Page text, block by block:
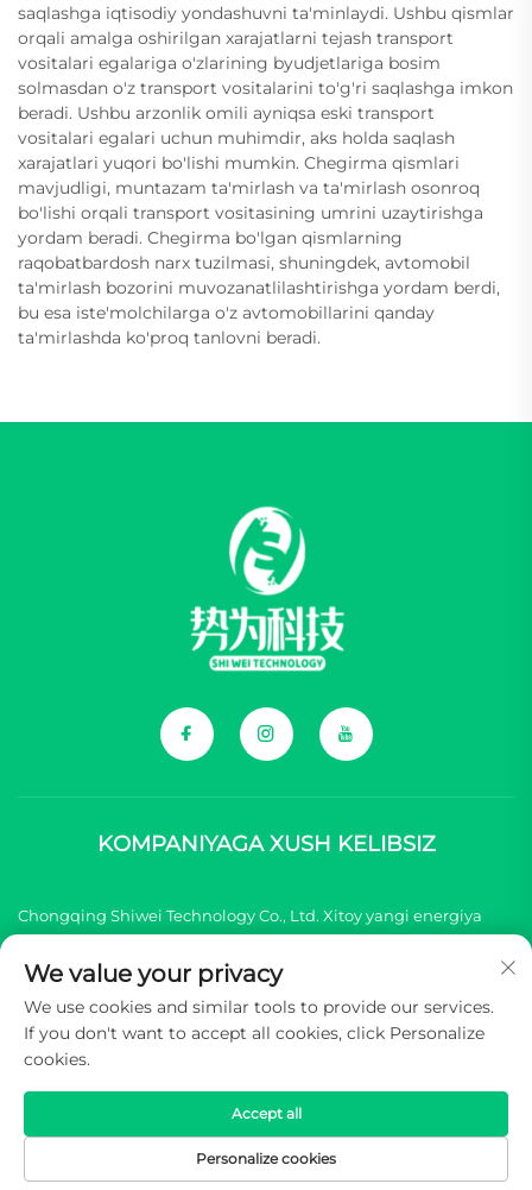
saqlashga iqtisodiy yondashuvni ta'minlaydi. Ushbu qismlar
orqali amalga oshirilgan xarajatlarni tejash transport
vositalari egalariga o'zlarining byudjetlariga bosim
solmasdan o'z transport vositalarini to'g'ri saqlashga imkon
beradi. Ushbu arzonlik omili ayniqsa eski transport
vositalari egalari uchun muhimdir, aks holda saqlash
xarajatlari yuqori bo'lishi mumkin. Chegirma qismlari
mavjudligi, muntazam ta'mirlash va ta'mirlash osonroq
bo'lishi orqali transport vositasining umrini uzaytirishga
yordam beradi. Chegirma bo'lgan qismlarning
raqobatbardosh narx tuzilmasi, shuningdek, avtomobil
ta'mirlash bozorini muvozanatlilashtirishga yordam berdi,
bu esa iste'molchilarga o'z avtomobillarini qanday
ta'mirlashda ko'proq tanlovni beradi.
KOMPANIYAGA XUSH KELIBSIZ
Chongqing Shiwei Technology Co., Ltd. Xitoy yangi energiya
komponentlarni taqdim etish bilan shug'illanadi.
Mualliflik huquqi © 2025 Chongqing Shiwei Texnologiya
We value your privacy
We use cookies and similar tools to provide our services.
If you don't want to accept all cookies, click Personalize
cookies.
Personalize cookies
Accept all